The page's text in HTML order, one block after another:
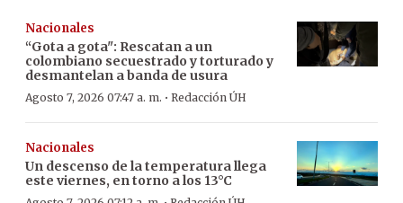
Nacionales
“Gota a gota": Rescatan a un
colombiano secuestrado y torturado y
desmantelan a banda de usura
Agosto 7, 2026 07:47 a. m. · Redacción ÚH
Nacionales
Un descenso de la temperatura llega
este viernes, en torno a los 13°C